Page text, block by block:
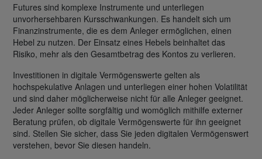
Futures sind komplexe Instrumente und unterliegen
unvorhersehbaren Kursschwankungen. Es handelt sich um
Finanzinstrumente, die es dem Anleger ermöglichen, einen
Hebel zu nutzen. Der Einsatz eines Hebels beinhaltet das
Risiko, mehr als den Gesamtbetrag des Kontos zu verlieren.
Investitionen in digitale Vermögenswerte gelten als
hochspekulative Anlagen und unterliegen einer hohen Volatilität
und sind daher möglicherweise nicht für alle Anleger geeignet.
Jeder Anleger sollte sorgfältig und womöglich mithilfe externer
Beratung prüfen, ob digitale Vermögenswerte für ihn geeignet
sind. Stellen Sie sicher, dass Sie jeden digitalen Vermögenswert
verstehen, bevor Sie diesen handeln.